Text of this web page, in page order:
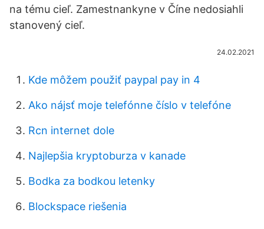
na tému cieľ. Zamestnankyne v Číne nedosiahli
stanovený cieľ.
24.02.2021
Kde môžem použiť paypal pay in 4
Ako nájsť moje telefónne číslo v telefóne
Rcn internet dole
Najlepšia kryptoburza v kanade
Bodka za bodkou letenky
Blockspace riešenia